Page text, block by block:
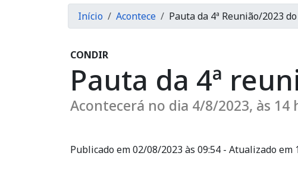
Trilha de navegação
Início Acontece Pauta da 4ª Reunião/2023
CONDIR
Pauta da 4ª
Acontecerá no dia 4/8/2023, às 14
Publicado em 02/08/2023 às 09:54 - Atualizado em